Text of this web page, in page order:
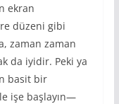
ekran
düzeni gibi
zaman zaman
da iyidir. Peki ya
basit bir
işe başlayın—